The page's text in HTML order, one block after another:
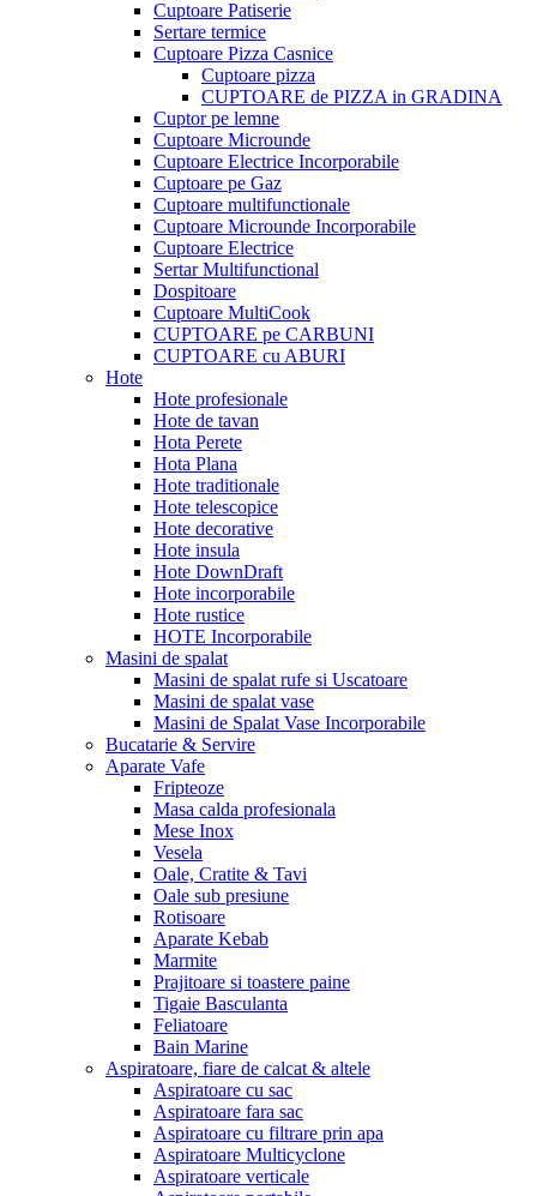
Cuptoare Patiserie
Sertare termice
Cuptoare Pizza Casnice
Cuptoare pizza
CUPTOARE de PIZZA in GRADINA
Cuptor pe lemne
Cuptoare Microunde
Cuptoare Electrice Incorporabile
Cuptoare pe Gaz
Cuptoare multifunctionale
Cuptoare Microunde Incorporabile
Cuptoare Electrice
Sertar Multifunctional
Dospitoare
Cuptoare MultiCook
CUPTOARE pe CARBUNI
CUPTOARE cu ABURI
Hote
Hote profesionale
Hote de tavan
Hota Perete
Hota Plana
Hote traditionale
Hote telescopice
Hote decorative
Hote insula
Hote DownDraft
Hote incorporabile
Hote rustice
HOTE Incorporabile
Masini de spalat
Masini de spalat rufe si Uscatoare
Masini de spalat vase
Masini de Spalat Vase Incorporabile
Bucatarie & Servire
Aparate Vafe
Fripteoze
Masa calda profesionala
Mese Inox
Vesela
Oale, Cratite & Tavi
Oale sub presiune
Rotisoare
Aparate Kebab
Marmite
Prajitoare si toastere paine
Tigaie Basculanta
Feliatoare
Bain Marine
Aspiratoare, fiare de calcat & altele
Aspiratoare cu sac
Aspiratoare fara sac
Aspiratoare cu filtrare prin apa
Aspiratoare Multicyclone
Aspiratoare verticale